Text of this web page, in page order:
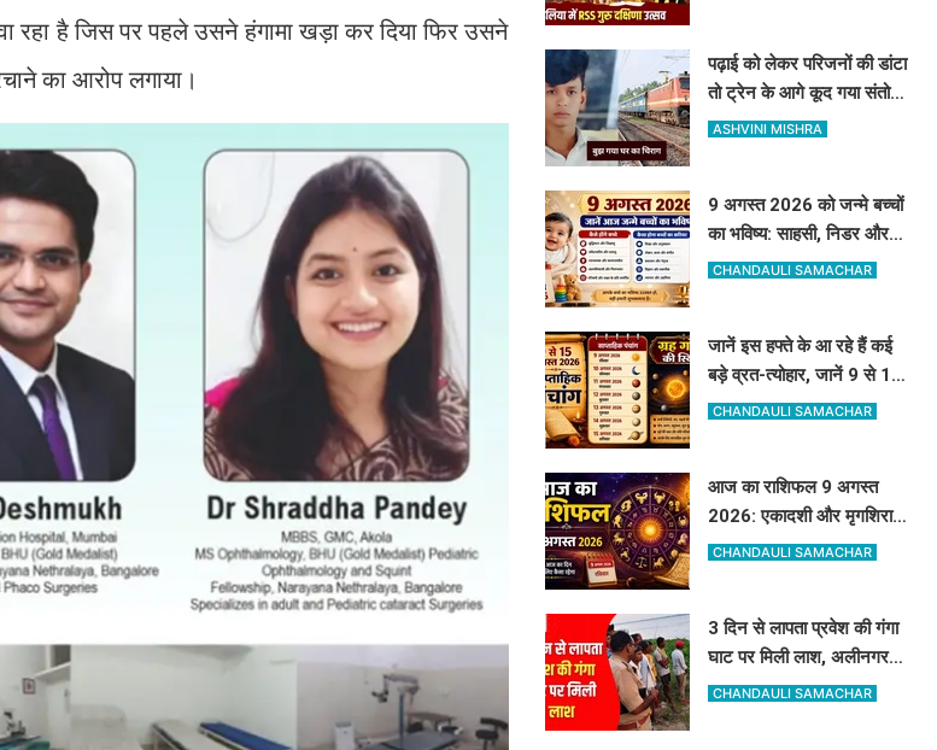
रहा है जिस पर पहले उसने हंगामा खड़ा कर दिया फिर उसने
का आरोप लगाया।
पढ़ाई को लेकर परिजनों की डांटा
तो ट्रेन के आगे कूद गया संतोष,
घर का इकलौता था बेटा
ASHVINI MISHRA
9 अगस्त 2026 को जन्मे बच्चों
का भविष्य: साहसी, निडर और
बेबाक होंगे बच्चे, जानें करियर
CHANDAULI SAMACHAR
जानें इस हफ्ते के आ रहे हैं कई
बड़े व्रत-त्योहार, जानें 9 से 15
अगस्त का पूरा साप्ताहिक पंचांग
CHANDAULI SAMACHAR
आज का राशिफल 9 अगस्त
2026: एकादशी और मृगशिरा
नक्षत्र का दुर्लभ योग, जानें कौन
CHANDAULI SAMACHAR
3 दिन से लापता प्रवेश की गंगा
घाट पर मिली लाश, अलीनगर से
गायब था 24 वर्षीय प्रवेश कुमार
CHANDAULI SAMACHAR